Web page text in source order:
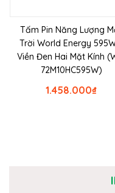
Tấm Pin Năng Lượng
Trời World Energy
Viền Đen Hai Mặt Kính
72M10HC595W)
₫
1.458.000